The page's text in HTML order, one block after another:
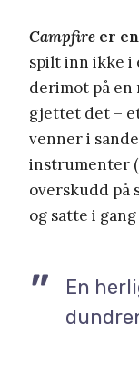
Campfire er en
spilt inn ikke i
derimot på
gjettet det –
venner i
instrumenter
overskudd på
og satte i
En